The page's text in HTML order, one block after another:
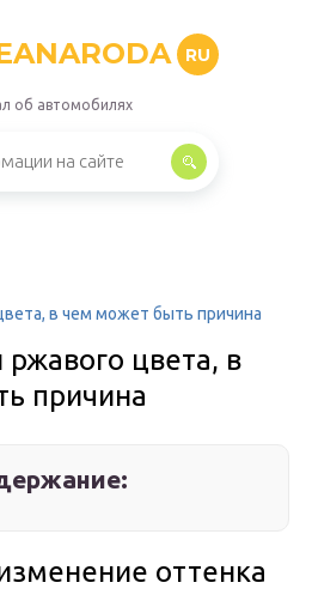
RU
об автомобилях
в чем может быть причина
цвета, в
причина
оттенка